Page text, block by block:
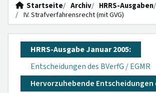
Startseite Archiv HRRS-Ausgaben
IV. Strafverfahrensrecht (mit GVG)
HRRS-Ausgabe Januar 2005:
Entscheidungen des BVerfG / EGMR
Hervorzuhebende Entscheidungen